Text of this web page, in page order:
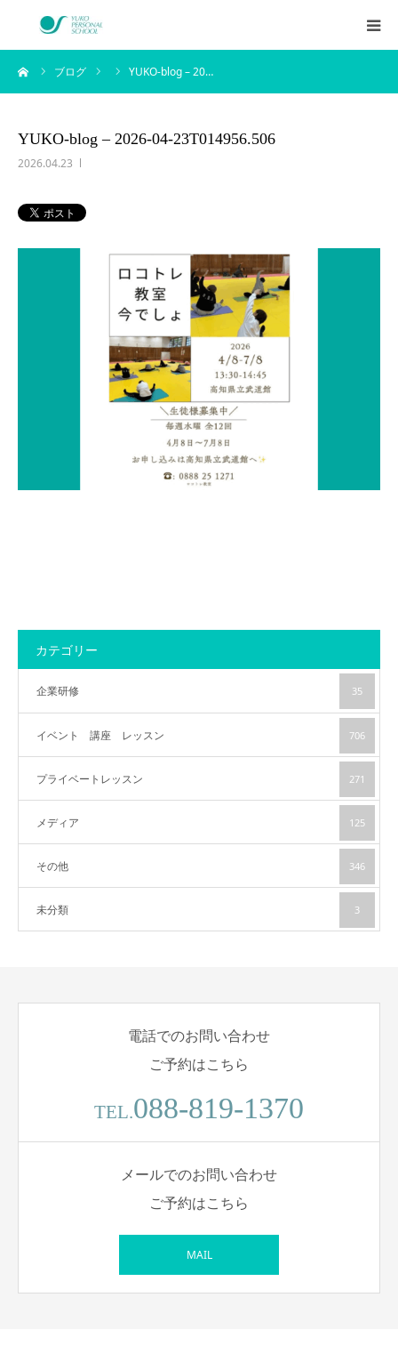
ブログ YUKO-blog – 20…
YUKO-blog – 2026-04-23T014956.506
2026.04.23
カテゴリー
企業研修 35
イベント 講座 レッスン 706
プライベートレッスン 271
メディア 125
その他 346
未分類 3
電話でのお問い合わせ
ご予約はこちら
TEL.088-819-1370
メールでのお問い合わせ
ご予約はこちら
MAIL
西村侑剛プロフィール